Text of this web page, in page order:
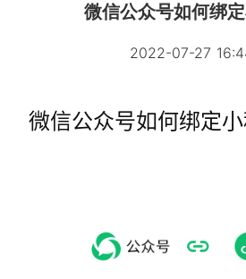
微信公众号如何绑
2022-07-27
微信公众号如何绑定